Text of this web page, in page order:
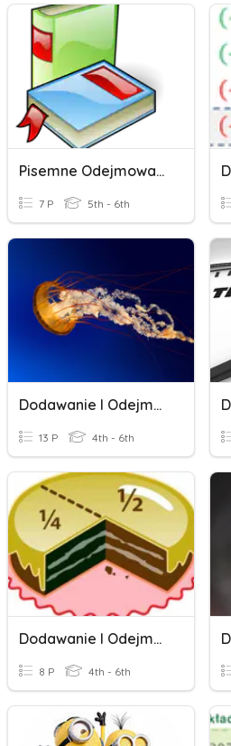
Pisemne Odejmowanie Ułamków Dziesiętnych.
7 P 5th - 6th
Dodawanie I Odejmowanie W Pamięci
13 P 4th - 6th
Dodawanie I Odejmowanie Ułamków Zwykłych
8 P 4th - 6th